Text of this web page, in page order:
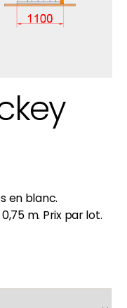
en blanc.
0,75 m. Prix par lot.